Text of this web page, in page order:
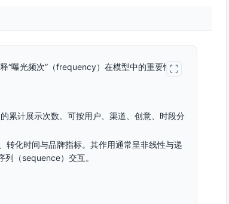
“曝光频次”（frequency）在模型中的重要性，
累计展示次数。可按用户、渠道、创意、时段分
转化时间与品牌指标。其作用通常呈非线性与递
（sequence）交互。